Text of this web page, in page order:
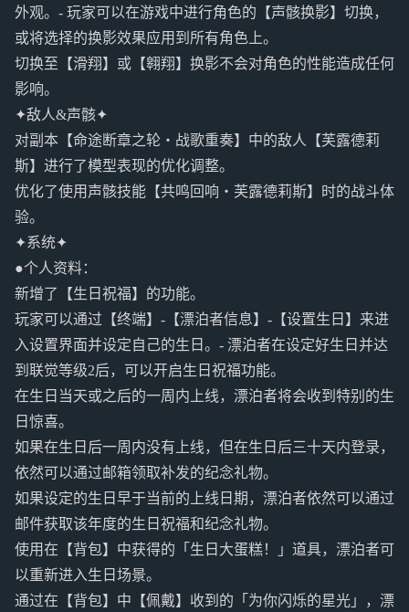
外观。- 玩家可以在游戏中进行角色的【声骸换影】切换，
或将选择的换影效果应用到所有角色上。
切换至【滑翔】或【翱翔】换影不会对角色的性能造成任何
影响。
✦敌人&声骸✦
对副本【命途断章之轮・战歌重奏】中的敌人【芙露德莉
斯】进行了模型表现的优化调整。
优化了使用声骸技能【共鸣回响・芙露德莉斯】时的战斗体
验。
✦系统✦
●个人资料：
新增了【生日祝福】的功能。
玩家可以通过【终端】-【漂泊者信息】-【设置生日】来进
入设置界面并设定自己的生日。- 漂泊者在设定好生日并达
到联觉等级2后，可以开启生日祝福功能。
在生日当天或之后的一周内上线，漂泊者将会收到特别的生
日惊喜。
如果在生日后一周内没有上线，但在生日后三十天内登录，
依然可以通过邮箱领取补发的纪念礼物。
如果设定的生日早于当前的上线日期，漂泊者依然可以通过
邮件获取该年度的生日祝福和纪念礼物。
使用在【背包】中获得的「生日大蛋糕！」道具，漂泊者可
以重新进入生日场景。
通过在【背包】中【佩戴】收到的「为你闪烁的星光」，漂